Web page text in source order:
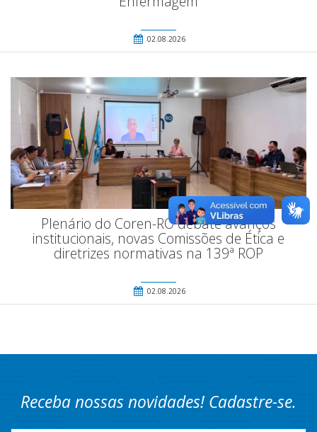
02.08.2026
Plenário do Coren-RO debate avanços
institucionais, novas Comissões de Ética e
diretrizes normativas na 139ª ROP
02.08.2026
Receba nossas novidades! Cadastre-se.